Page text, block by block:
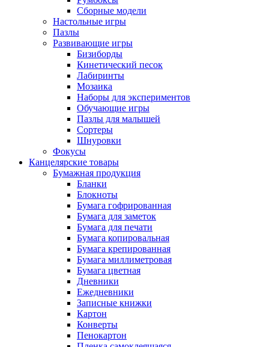
Сборные модели
Настольные игры
Пазлы
Развивающие игры
Бизиборды
Кинетический песок
Лабиринты
Мозаика
Наборы для экспериментов
Обучающие игры
Пазлы для малышей
Сортеры
Шнуровки
Фокусы
Канцелярские товары
Бумажная продукция
Бланки
Блокноты
Бумага гофрированная
Бумага для заметок
Бумага для печати
Бумага копировальная
Бумага крепированная
Бумага миллиметровая
Бумага цветная
Дневники
Ежедневники
Записные книжки
Картон
Конверты
Пенокартон